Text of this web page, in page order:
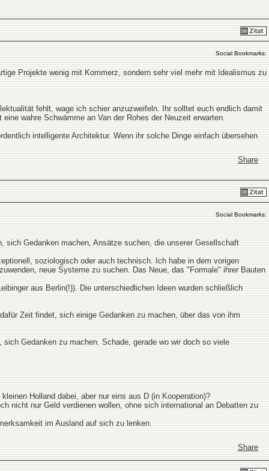
Social Bookmarks:
Projekte wenig mit Kommerz, sondern sehr viel mehr mit Idealismus zu
fehlt, wage ich schier anzuzweifeln. Ihr solltet euch endlich damit
wahre Schwämme an Van der Rohes der Neuzeit erwarten.
intelligente Architektur. Wenn ihr solche Dinge einfach übersehen
Share
Social Bookmarks:
Gedanken machen, Ansätze suchen, die unserer Gesellschaft
soziologisch oder auch technisch. Ich habe in dem vorigen
neue Systeme zu suchen. Das Neue, das "Formale" ihrer Bauten
aus Berlin(!)). Die unterschiedlichen Ideen wurden schließlich
Zeit findet, sich einige Gedanken zu machen, über das von ihm
Gedanken zu machen. Schade, gerade wo wir doch so viele
Holland dabei, aber nur eins aus D (in Kooperation)?
nicht nur Geld verdienen wollen, ohne sich international an Debatten zu
im Ausland auf sich zu lenken.
Share